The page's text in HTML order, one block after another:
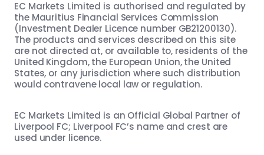
EC Markets Limited is authorised and regulated by
the Mauritius Financial Services Commission
(Investment Dealer Licence number GB21200130).
The products and services described on this site
are not directed at, or available to, residents of the
United Kingdom, the European Union, the United
States, or any jurisdiction where such distribution
would contravene local law or regulation.
EC Markets Limited is an Official Global Partner of
Liverpool FC; Liverpool FC’s name and crest are
used under licence.